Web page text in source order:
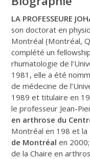
LA PROFESSEURE
son doctorat en
Montréal (Montréal,
complété un
rhumatologie de
1981, elle a été
de médecine de
1989 et titulaire en
le professeur Jean-
en arthrose du
Montréal en 198 et la
de Montréal en
de la Chaire en